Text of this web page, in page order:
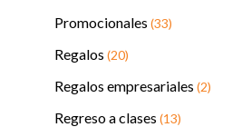
Promocionales (33)
Regalos (20)
Regalos empresariales (2)
Regreso a clases (13)